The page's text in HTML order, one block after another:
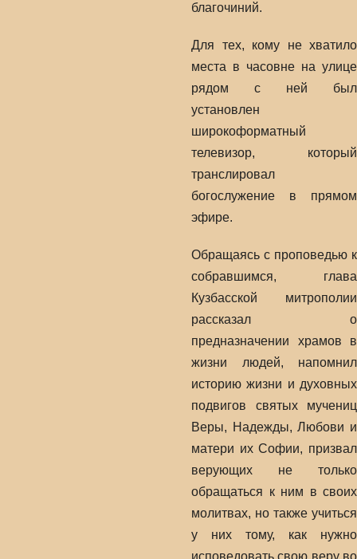
благочиний.
Для тех, кому не хватило
места в часовне на улице
рядом с ней был
установлен
широкоформатный
телевизор, который
транслировал
богослужение в прямом
эфире.
Обращаясь с проповедью к
собравшимся, глава
Кузбасской митрополии
рассказал о
предназначении храмов в
жизни людей, напомнил
историю жизни и духовных
подвигов святых мучениц
Веры, Надежды, Любови и
матери их Софии, призвал
верующих не только
обращаться к ним в своих
молитвах, но также учиться
у них тому, как нужно
исповедовать свою веру во